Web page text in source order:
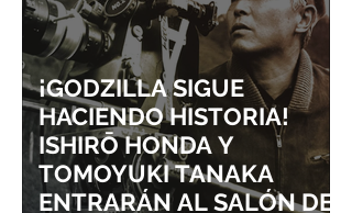
¡GODZILLA SIGUE
HACIENDO HISTORIA!
ISHIRŌ HONDA Y
TOMOYUKI TANAKA
ENTRARÁN AL SALÓN DE